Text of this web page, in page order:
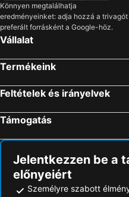
Könnyen megtalálhatja
eredményeinket: adja hozzá a trivagót
preferált forrásként a Google-höz.
Vállalat
Termékeink
Feltételek és irányelvek
Támogatás
Jelentkezzen be a
előnyeiért
Személyre szabott